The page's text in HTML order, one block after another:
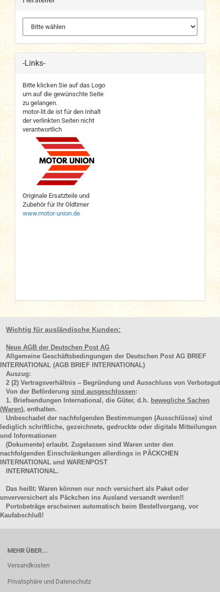
-Links-
Bitte klicken Sie auf das Logo
um auf die gewünschte Seite
zu gelangen.
motor-lit.de ist für den Inhalt
der verlinkten Seiten nicht
verantwortlich
Originale Ersatzteile und
Zubehör für Ihr Oldtimer
www.motor-union.de
Wichtig für ausländische Kunden:
Neue AGB der Deutschen Post AG
Allgemeine Geschäftsbedingungen der Deutschen Post AG BRIEF
INTERNATIONAL (AGB BRIEF INTERNATIONAL)
Auszug:
2 (2) Vertragsverhältnis – Begründung und Ausschluss von Verbotsgut
Von der Beförderung sind ausgeschlossen:
1. Briefsendungen International, die Güter, d.h. bewegliche Sachen
(Waren), enthalten.
Unbeschadet der nachfolgenden Bestimmungen (Ausschlüsse) sind
lediglich schriftliche, gezeichnete, gedruckte oder digitale Mitteilungen
und Informationen
(Dokumente) erlaubt. Zugelassen sind Waren unter den
nachfolgenden Einschränkungen allerdings in PÄCKCHEN
INTERNATIONAL und WARENPOST
INTERNATIONAL.
Das heißt: Waren können nur noch versichert als Paket oder
unverversichert als Päckchen ins Ausland versandt werden!!
Portobeträge erscheinen automatisch beim Bestellvorgang, vor
Kaufabschluß!
MEHR ÜBER...
Versandkosten
Privatsphäre und Datenschutz